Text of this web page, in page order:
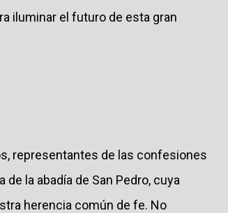
iluminar el futuro de esta gran
representantes de las confesiones
la abadía de San Pedro, cuya
herencia común de fe. No